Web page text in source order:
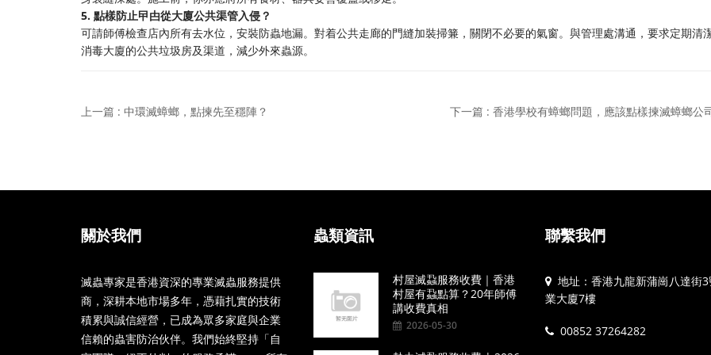
5. 點樣防止曱甴從大廈公共渠管入侵？
可請師傅檢查店內所有去水位，安裝防蟲地漏。對着公共走廊的門縫加裝掃䈴，關閉不必要的氣窗。與管理處溝通，要求定期清
消毒大廈的公共垃圾房及渠道，減少外來蟲源。
上一篇 : 中環滅蟑螂，點揀先至穩陣？ 下一篇 : 香港學校有蟑螂問題，應該點樣揀滅蟑螂公
關於我們
滅蟲專家是香港資深的專業滅蟲服務提供
商，深耕本地市場多年，憑藉扎實的技術
積累與誠信經營，已成為眾多家庭與企業
信賴的蟲害防治伙伴。我們始終堅持「自
蟲類資訊
村屋滅蝨服務收費｜香港
村屋有蝨點算？20年師傅
講收費真相
2026-05-30
聯繫我們
地址：香港九龍新蒲崗八達街
業大廈7樓
00852 37264282